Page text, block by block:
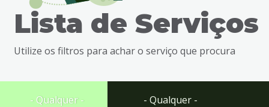
busca
Ir
Lista de Serviços
Utilize os filtros para achar o serviço que procura
- Qualquer - - Qualquer -